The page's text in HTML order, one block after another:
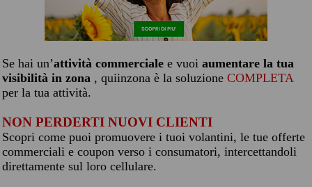
Se hai un’attività commerciale e vuoi aumentare la tua
visibilità in zona , quiinzona è la soluzione COMPLETA
per la tua attività.
NON PERDERTI NUOVI CLIENTI
Scopri come puoi promuovere i tuoi volantini, le tue offerte
commerciali e coupon verso i consumatori, intercettandoli
direttamente sul loro cellulare.